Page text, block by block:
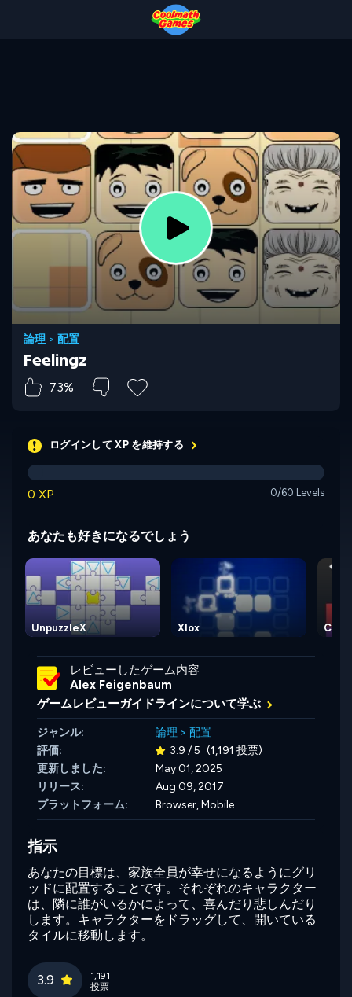
論理 > 配置
Feelingz
73%
ログインして XP を維持する
0 XP 0/60 Levels
あなたも好きになるでしょう
UnpuzzleX Xlox
レビューしたゲーム内容
Alex Feigenbaum
ゲームレビューガイドラインについて学ぶ
ジャンル: 論理 > 配置
評価:
3.9 / 5 (1,191 投票)
更新しました:
May 01, 2025
リリース:
Aug 09, 2017
プラットフォーム:
Browser, Mobile
指示
あなたの目標は、家族全員が幸せになるようにグリ
ッドに配置することです。それぞれのキャラクター
は、隣に誰がいるかによって、喜んだり悲しんだり
します。キャラクターをドラッグして、開いている
タイルに移動します。
3.9
1,191
投票